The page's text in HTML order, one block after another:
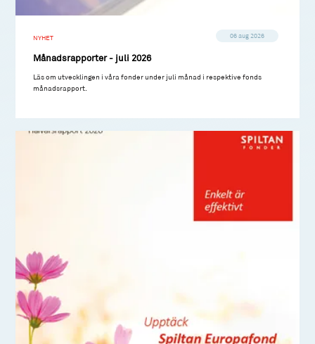
NYHET 06 aug 2026
Månadsrapporter - juli 2026
Läs om utvecklingen i våra fonder under juli månad i respektive fonds
månadsrapport.